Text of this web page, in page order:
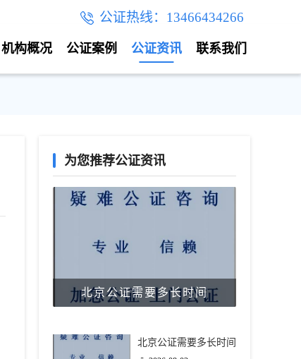
公证热线：13466434266
联系我们
公证资讯
公证案例
机构概况
为您推荐公证资讯
北京公证需要多长时间
北京公证需要多长时间